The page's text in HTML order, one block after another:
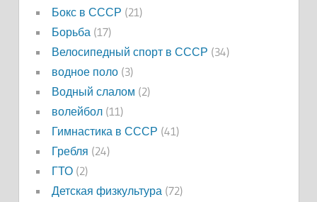
Бокс в СССР (21)
Борьба (17)
Велосипедный спорт в СССР (34)
водное поло(3)
Водный слалом (2)
волейбол(11)
Гимнастика в СССР (41)
Гребля (24)
ГТО(2)
Детская физкультура (72)